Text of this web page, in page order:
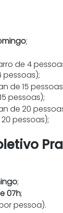
;
de 4
pessoas);
de 15
pessoas);
de 20
pessoas);
;
07h;
pessoa).